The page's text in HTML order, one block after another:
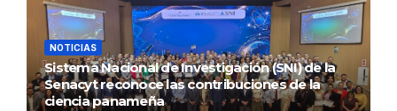
NOTICIAS
Sistema Nacional de Investigación (SNI) de la
Senacyt reconoce las contribuciones de la
ciencia panameña